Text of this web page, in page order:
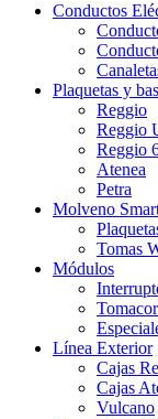
Conductos
Plaquetas y
Reggio
Reggio
Reggio
Atenea
Petra
Molveno
Tomas
Módulos
Línea Exterior
Cajas
Cajas
Vulcano